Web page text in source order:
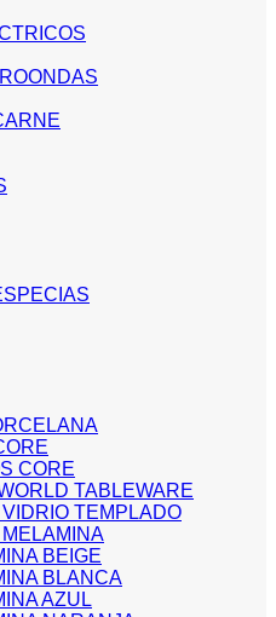
CORE
TABLEWARE
TEMPLADO
BEIGE
BLANCA
AZUL